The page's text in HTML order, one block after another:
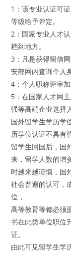
1：该专业认证可
等级给予评定。
2：国家专业人才
档到地方。
3：凡是获得留信
安部网内查询个人
4：个人职称评审
5：在国家人才网
强等高端企业选择
国外留学生学历学
历学位认证不具有
留学生回国后，国
来，留学人数的增
时越来越谨慎，国
社会普遍的认可，
位，
高等教育等都必须
书在此类单位职位
证。
由此可见留学生学